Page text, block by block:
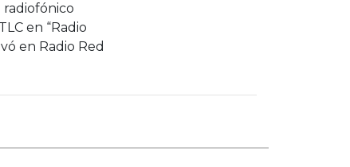
en “Radio
en Radio Red